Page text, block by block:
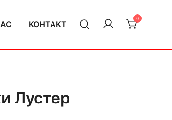
КОНТАКТ
0
Лустер